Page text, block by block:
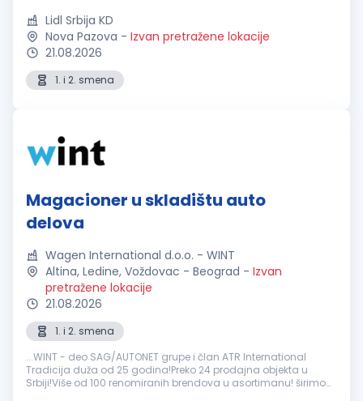
Lidl Srbija KD
Nova Pazova - Izvan pretražene lokacije
21.08.2026
1. i 2. smena
Magacioner u skladištu auto
delova
Wagen International d.o.o. - WINT
Altina, Ledine, Voždovac - Beograd - Izvan
pretražene lokacije
21.08.2026
1. i 2. smena
...WINT - deo SAG/AUTONET grupe i član ATR International
Tradicija duža od 25 godina!Preko 24 prodajna objekta u
Srbiji!Više od 100 renomiranih brendova u asortimanu! širimo